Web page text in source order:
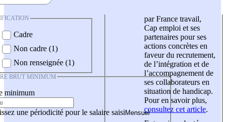
Cadre
Non cadre (1)
Non renseignée (1)
BRUT MINIMUM
minimum
une périodicité pour le salaire saisi
par France travail,
Cap emploi et ses
partenaires pour ses
actions concrètes en
faveur du recrutement,
de l’intégration et de
l’accompagnement de
ses collaborateurs en
situation de handicap.
Pour en savoir plus,
consultez cet article.